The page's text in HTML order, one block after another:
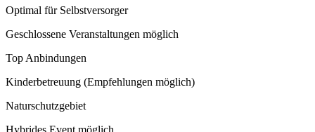
Optimal für Selbstversorger
Geschlossene Veranstaltungen möglich
Top Anbindungen
Kinderbetreuung (Empfehlungen möglich)
Naturschutzgebiet